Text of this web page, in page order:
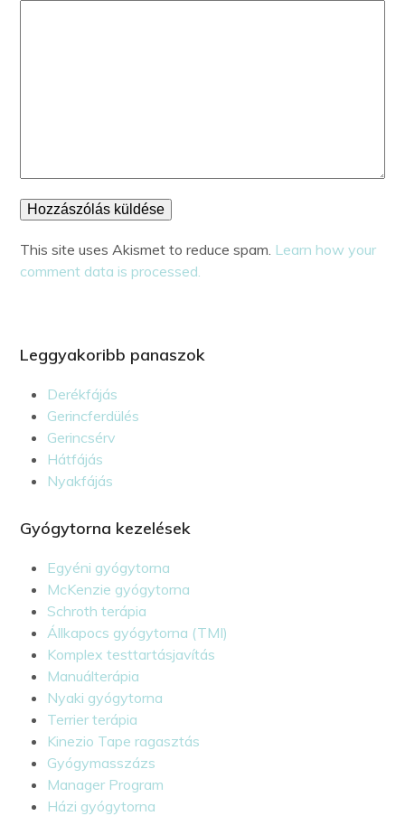
This site uses Akismet to reduce spam. Learn how your
comment data is processed.
Leggyakoribb panaszok
Derékfájás
Gerincferdülés
Gerincsérv
Hátfájás
Nyakfájás
Gyógytorna kezelések
Egyéni gyógytorna
McKenzie gyógytorna
Schroth terápia
Állkapocs gyógytorna (TMI)
Komplex testtartásjavítás
Manuálterápia
Nyaki gyógytorna
Terrier terápia
Kinezio Tape ragasztás
Gyógymasszázs
Manager Program
Házi gyógytorna